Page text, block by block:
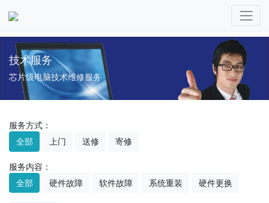
技术服务
芯片级电脑技术维修服务
服务方式：
全部
上门 送修 寄修
服务内容：
全部
硬件故障 软件故障 系统重装 硬件更换